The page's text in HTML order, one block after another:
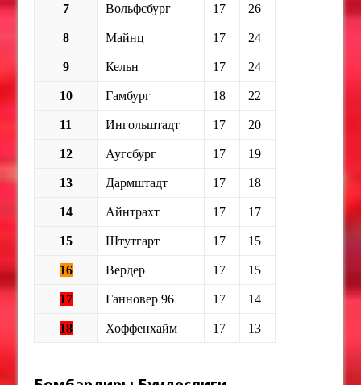
7 Вольфсбург 17 26
8 Майнц 17 24
9 Кельн 17 24
10 Гамбург 18 22
11 Ингольштадт 17 20
12 Аугсбург 17 19
13 Дармштадт 17 18
14 Айнтрахт 17 17
15 Штутгарт 17 15
16 Вердер 17 15
17 Ганновер 96 17 14
18 Хоффенхайм 17 13